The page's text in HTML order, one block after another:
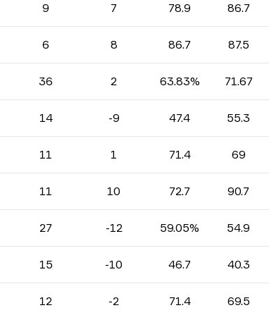
9 7 78.9 86.7
6 8 86.7 87.5
36 2 63.83% 71.67
14 -9 47.4 55.3
11 1 71.4 69
11 10 72.7 90.7
27 -12 59.05% 54.9
15 -10 46.7 40.3
12 -2 71.4 69.5